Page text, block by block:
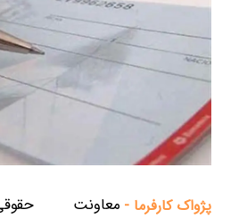
پژواک کارفرما - معاونت